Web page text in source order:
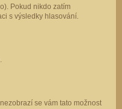
Pokud nikdo zatím
s výsledky hlasování.
se vám tato možnost